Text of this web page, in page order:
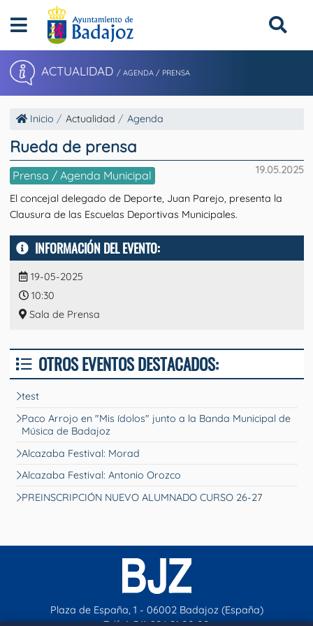
ACTUALIDAD / AGENDA / PRENSA
Inicio Actualidad Agenda
Rueda de prensa
19.05.2025
Prensa / Agenda Municipal
El concejal delegado de Deporte, Juan Parejo, presenta la
Clausura de las Escuelas Deportivas Municipales.
INFORMACIÓN DEL EVENTO:
19-05-2025
10:30
Sala de Prensa
OTROS EVENTOS DESTACADOS:
test
Paco Arrojo en "Mis ídolos" junto a la Banda Municipal de
Música de Badajoz
Alcazaba Festival: Morad
Alcazaba Festival: Antonio Orozco
PREINSCRIPCIÓN NUEVO ALUMNADO CURSO 26-27
Plaza de España, 1 - 06002 Badajoz (España)